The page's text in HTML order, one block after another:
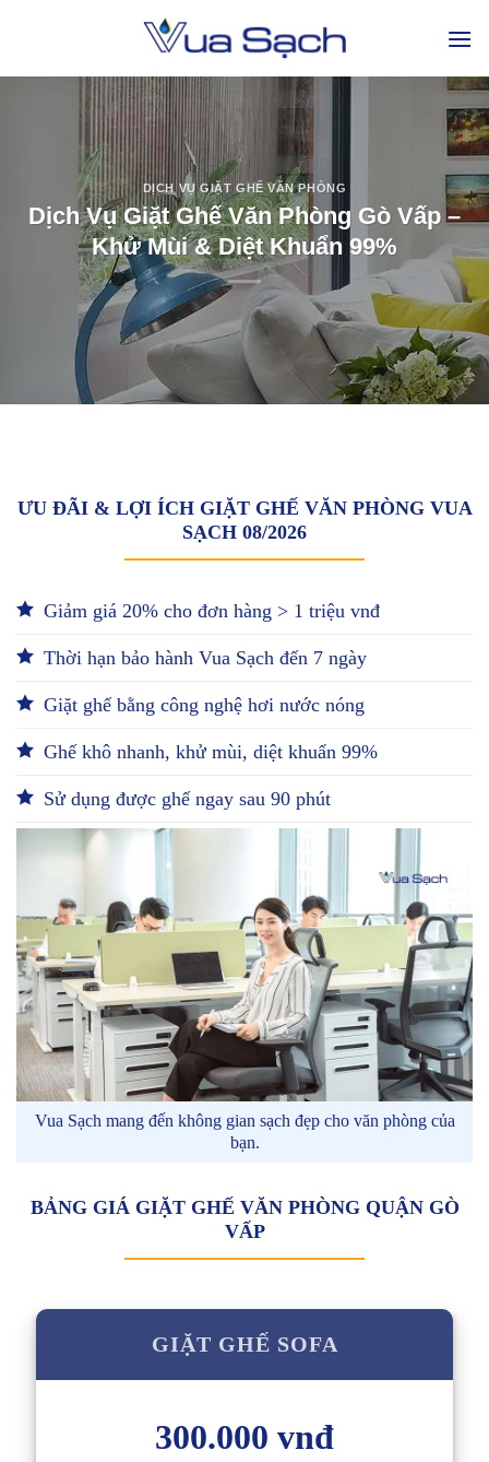
DỊCH VỤ GIẶT GHẾ VĂN PHÒNG
Dịch Vụ Giặt Ghế Văn Phòng Gò Vấp –
Khử Mùi & Diệt Khuẩn 99%
ƯU ĐÃI & LỢI ÍCH GIẶT GHẾ VĂN PHÒNG VUA
SẠCH 08/2026
Giảm giá 20% cho đơn hàng > 1 triệu vnđ
Thời hạn bảo hành Vua Sạch đến 7 ngày
Giặt ghế bằng công nghệ hơi nước nóng
Ghế khô nhanh, khử mùi, diệt khuẩn 99%
Sử dụng được ghế ngay sau 90 phút
Vua Sạch mang đến không gian sạch đẹp cho văn phòng của
bạn.
BẢNG GIÁ GIẶT GHẾ VĂN PHÒNG QUẬN GÒ
VẤP
GIẶT GHẾ SOFA
300.000 vnđ